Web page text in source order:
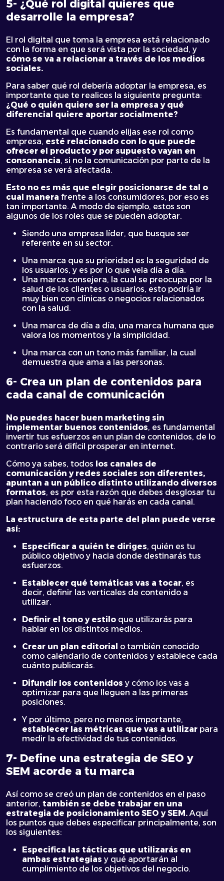
5- ¿Qué rol digital quieres que
desarrolle la empresa?
El rol digital que toma la empresa está relacionado
con la forma en que será vista por la sociedad, y
cómo se va a relacionar a través de los medios
sociales.
Para saber qué rol debería adoptar la empresa, es
importante que te realices la siguiente pregunta:
¿Qué o quién quiere ser la empresa y qué
diferencial quiere aportar socialmente?
Es fundamental que cuando elijas ese rol como
empresa, esté relacionado con lo que puede
ofrecer el producto y por supuesto vayan en
consonancia, si no la comunicación por parte de la
empresa se verá afectada.
Esto no es más que elegir posicionarse de tal o
cual manera frente a los consumidores, por eso es
tan importante. A modo de ejemplo, estos son
algunos de los roles que se pueden adoptar.
Siendo una empresa líder, que busque ser
referente en su sector.
Una marca que su prioridad es la seguridad de
los usuarios, y es por lo que vela día a día.
Una marca consejera, la cual se preocupa por la
salud de los clientes o usuarios, esto podría ir
muy bien con clínicas o negocios relacionados
con la salud.
Una marca de día a día, una marca humana que
valora los momentos y la simplicidad.
Una marca con un tono más familiar, la cual
demuestra que ama a las personas.
6- Crea un plan de contenidos para
cada canal de comunicación
No puedes hacer buen marketing sin
implementar buenos contenidos, es fundamental
invertir tus esfuerzos en un plan de contenidos, de lo
contrario será difícil prosperar en internet.
Cómo ya sabes, todos los canales de
comunicación y redes sociales son diferentes,
apuntan a un público distinto utilizando diversos
formatos, es por esta razón que debes desglosar tu
plan haciendo foco en qué harás en cada canal.
La estructura de esta parte del plan puede verse
así:
Especificar a quién te diriges, quién es tu
público objetivo y hacia donde destinarás tus
esfuerzos.
Establecer qué temáticas vas a tocar, es
decir, definir las verticales de contenido a
utilizar.
Definir el tono y estilo que utilizarás para
hablar en los distintos medios.
Crear un plan editorial o también conocido
como calendario de contenidos y establece cada
cuánto publicarás.
Difundir los contenidos y cómo los vas a
optimizar para que lleguen a las primeras
posiciones.
Y por último, pero no menos importante,
establecer las métricas que vas a utilizar para
medir la efectividad de tus contenidos.
7- Define una estrategia de SEO y
SEM acorde a tu marca
Así como se creó un plan de contenidos en el paso
anterior, también se debe trabajar en una
estrategia de posicionamiento SEO y SEM.Aquí
los puntos que debes especificar principalmente, son
los siguientes:
Especifica las tácticas que utilizarás en
ambas estrategias y qué aportarán al
cumplimiento de los objetivos del negocio.